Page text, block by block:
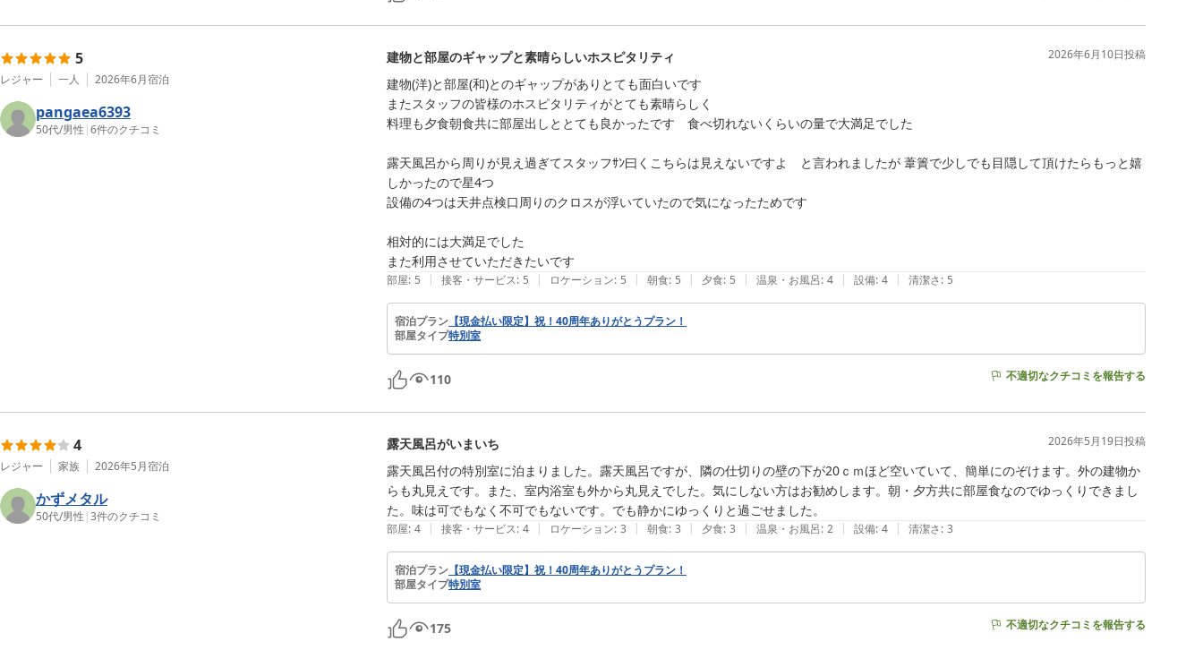
5
レジャー 一人 2026年6月宿泊
pangaea6393
50代/男性 |6件のクチコミ
建物と部屋のギャップと素晴らしいホスピタリティ 2026年6月10日投稿
建物(洋)と部屋(和)とのギャップがありとても面白いです
またスタッフの皆様のホスピタリティがとても素晴らしく
料理も夕食朝食共に部屋出しととても良かったです　食べ切れないくらいの量で大満足でした
露天風呂から周りが見え過ぎてスタッフｻﾝ曰くこちらは見えないですよ　と言われましたが 葦簀で少しでも目隠して頂けたらもっと嬉
しかったので星4つ
設備の4つは天井点検口周りのクロスが浮いていたので気になったためです
相対的には大満足でした
また利用させていただきたいです
部屋: 5 | 接客・サービス: 5 | ロケーション: 5 | 朝食: 5 | 夕食: 5 | 温泉・お風呂: 4 | 設備: 4 | 清潔さ: 5
宿泊プラン 【現金払い限定】祝！40周年ありがとうプラン！
部屋タイプ特別室
110 不適切なクチコミを報告する
4
レジャー 家族 2026年5月宿泊
かずメタル
50代/男性 |3件のクチコミ
露天風呂がいまいち 2026年5月19日投稿
露天風呂付の特別室に泊まりました。露天風呂ですが、隣の仕切りの壁の下が20ｃｍほど空いていて、簡単にのぞけます。外の建物か
らも丸見えです。また、室内浴室も外から丸見えでした。気にしない方はお勧めします。朝・夕方共に部屋食なのでゆっくりできまし
た。味は可でもなく不可でもないです。でも静かにゆっくりと過ごせました。
部屋: 4 | 接客・サービス: 4 | ロケーション: 3 | 朝食: 3 | 夕食: 3 | 温泉・お風呂: 2 | 設備: 4 | 清潔さ: 3
宿泊プラン 【現金払い限定】祝！40周年ありがとうプラン！
部屋タイプ特別室
175 不適切なクチコミを報告する